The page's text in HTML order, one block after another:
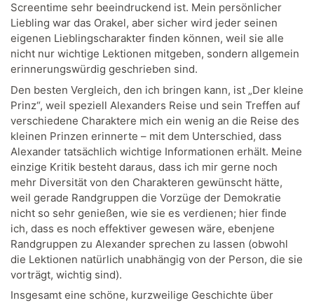
Screentime sehr beeindruckend ist. Mein persönlicher
Liebling war das Orakel, aber sicher wird jeder seinen
eigenen Lieblingscharakter finden können, weil sie alle
nicht nur wichtige Lektionen mitgeben, sondern allgemein
erinnerungswürdig geschrieben sind.
Den besten Vergleich, den ich bringen kann, ist „Der kleine
Prinz“, weil speziell Alexanders Reise und sein Treffen auf
verschiedene Charaktere mich ein wenig an die Reise des
kleinen Prinzen erinnerte – mit dem Unterschied, dass
Alexander tatsächlich wichtige Informationen erhält. Meine
einzige Kritik besteht daraus, dass ich mir gerne noch
mehr Diversität von den Charakteren gewünscht hätte,
weil gerade Randgruppen die Vorzüge der Demokratie
nicht so sehr genießen, wie sie es verdienen; hier finde
ich, dass es noch effektiver gewesen wäre, ebenjene
Randgruppen zu Alexander sprechen zu lassen (obwohl
die Lektionen natürlich unabhängig von der Person, die sie
vorträgt, wichtig sind).
Insgesamt eine schöne, kurzweilige Geschichte über